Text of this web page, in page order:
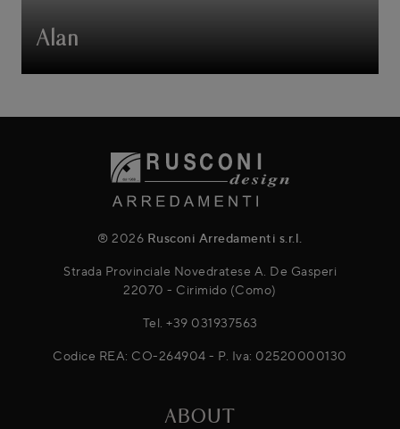
Alan
® 2026 Rusconi Arredamenti s.r.l.
Strada Provinciale Novedratese A. De Gasperi
22070 - Cirimido (Como)
Tel. +39 031937563
Codice REA: CO-264904 - P. Iva: 02520000130
ABOUT